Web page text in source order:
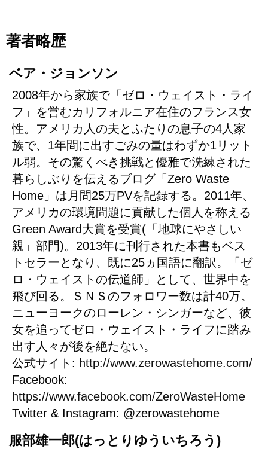
著者略歴
ベア・ジョンソン
2008年から家族で「ゼロ・ウェイスト・ライ
フ」を営むカリフォルニア在住のフランス女
性。アメリカ人の夫とふたりの息子の4人家
族で、1年間に出すごみの量はわずか1リット
ル弱。その驚くべき挑戦と優雅で洗練された
暮らしぶりを伝えるブログ「Zero Waste
Home」は月間25万PVを記録する。2011年、
アメリカの環境問題に貢献した個人を称える
Green Award大賞を受賞(「地球にやさしい
親」部門)。2013年に刊行された本書もベス
トセラーとなり、既に25ヵ国語に翻訳。「ゼ
ロ・ウェイストの伝道師」として、世界中を
飛び回る。ＳＮＳのフォロワー数は計40万。
ニューヨークのローレン・シンガーなど、彼
女を追ってゼロ・ウェイスト・ライフに踏み
出す人々が後を絶たない。
公式サイト: http://www.zerowastehome.com/
Facebook:
https://www.facebook.com/ZeroWasteHome
Twitter & Instagram: @zerowastehome
服部雄一郎(はっとりゆういちろう)